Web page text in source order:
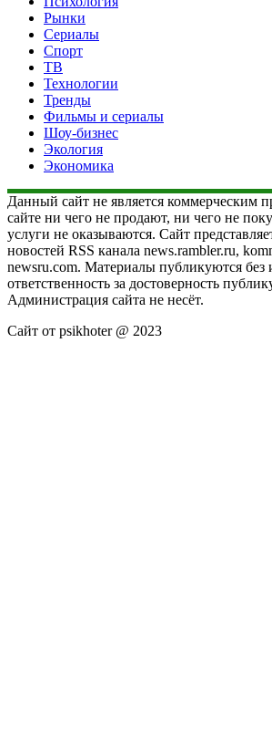
Рынки
Сериалы
Спорт
ТВ
Технологии
Тренды
Фильмы и сериалы
Шоу-бизнес
Экология
Экономика
Данный сайт не является коммерческим
сайте ни чего не продают, ни чего не
услуги не оказываются. Сайт
новостей RSS канала news.rambler.ru,
newsru.com. Материалы публикуются без
ответственность за достоверность
Администрация сайта не несёт.
Сайт от psikhoter @ 2023